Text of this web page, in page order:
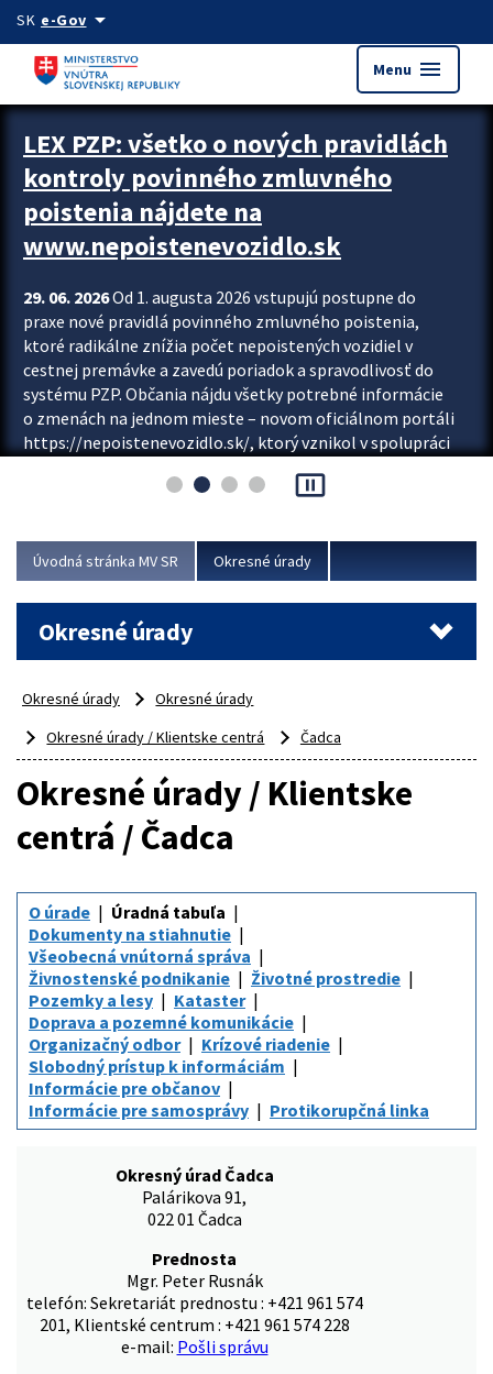
Preskocit na hlavný obsah
SK e-Govarrow_drop_down
Menu menu
Zastavit automatický posun upútavok
LEX PZP: všetko o nových pravidlách
kontroly povinného zmluvného
poistenia nájdete na
www.nepoistenevozidlo.sk
29. 06. 2026Od 1. augusta 2026 vstupujú postupne do
praxe nové pravidlá povinného zmluvného poistenia,
ktoré radikálne znížia počet nepoistených vozidiel v
cestnej premávke a zavedú poriadok a spravodlivosť do
systému PZP. Občania nájdu všetky potrebné informácie
o zmenách na jednom mieste – novom oficiálnom portáli
https://nepoistenevozidlo.sk/, ktorý vznikol v spolupráci
asociácie poisťovní (SLASPO) a Ministerstva vnútra SR.
Viac
pause_presentation
Úvodná stránka MV SR Okresné úrady
Okresné úrady
Okresné úrady
Okresné úrady
Okresné úrady / Klientske centrá
Čadca
Okresné úrady / Klientske
centrá / Čadca
O úrade
Úradná tabuľa
Dokumenty na stiahnutie
Všeobecná vnútorná správa
Živnostenské podnikanie
Životné prostredie
Pozemky a lesy
Kataster
Doprava a pozemné komunikácie
Organizačný odbor
Krízové riadenie
Slobodný prístup k informáciám
Informácie pre občanov
Informácie pre samosprávy
Protikorupčná linka
Okresný úrad Čadca
Palárikova 91,
022 01 Čadca
Prednosta
Mgr. Peter Rusnák
telefón: Sekretariát prednostu : +421 961 574
201, Klientské centrum : +421 961 574 228
e-mail: Pošli správu